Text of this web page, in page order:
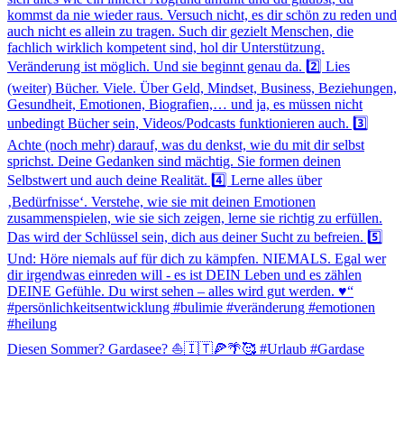
Diesen Sommer? Gardasee? ⛵️🇮🇹🍕🌴🥰 #Urlaub #Gardase